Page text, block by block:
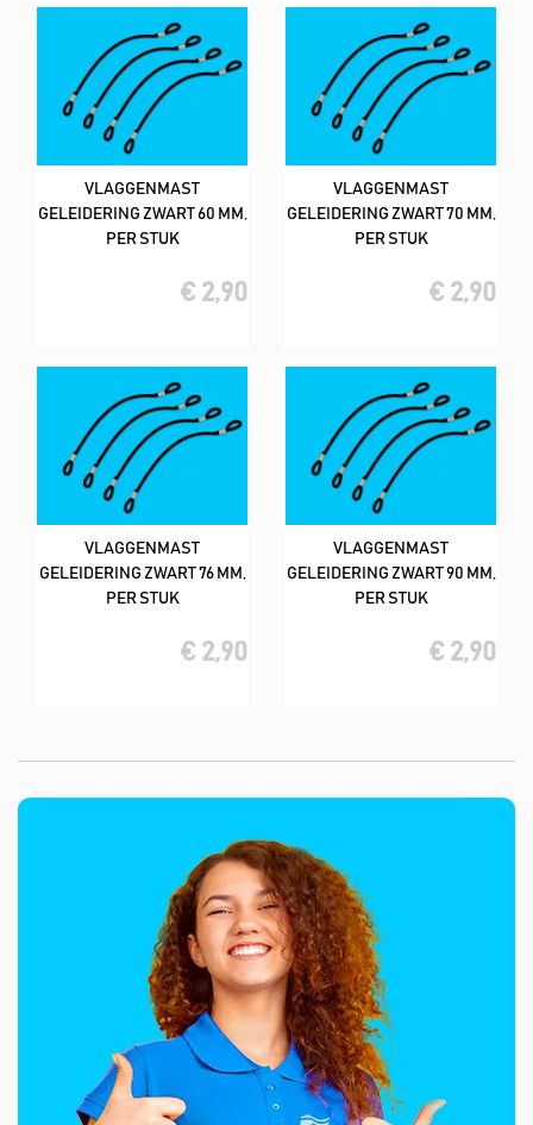
VLAGGENMAST
GELEIDERING ZWART 60 MM,
PER STUK
€ 2,90
VLAGGENMAST
GELEIDERING ZWART 70 MM,
PER STUK
€ 2,90
VLAGGENMAST
GELEIDERING ZWART 76 MM,
PER STUK
€ 2,90
VLAGGENMAST
GELEIDERING ZWART 90 MM,
PER STUK
€ 2,90